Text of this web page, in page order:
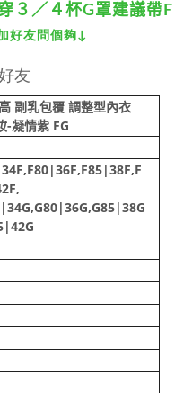
３／４杯G罩建議帶F
好友問個夠↓
副乳包覆 調整型內衣
-凝情紫 FG